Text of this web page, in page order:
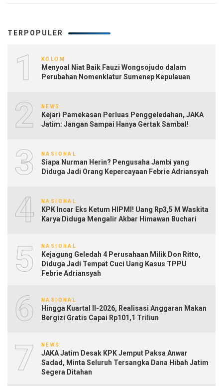
TERPOPULER
1 KOLOM
Menyoal Niat Baik Fauzi Wongsojudo dalam
Perubahan Nomenklatur Sumenep Kepulauan
2 NEWS
Kejari Pamekasan Perluas Penggeledahan, JAKA
Jatim: Jangan Sampai Hanya Gertak Sambal!
3 NASIONAL
Siapa Nurman Herin? Pengusaha Jambi yang
Diduga Jadi Orang Kepercayaan Febrie Adriansyah
4 NASIONAL
KPK Incar Eks Ketum HIPMI! Uang Rp3,5 M Waskita
Karya Diduga Mengalir Akbar Himawan Buchari
5 NASIONAL
Kejagung Geledah 4 Perusahaan Milik Don Ritto,
Diduga Jadi Tempat Cuci Uang Kasus TPPU
Febrie Adriansyah
6 NASIONAL
Hingga Kuartal II-2026, Realisasi Anggaran Makan
Bergizi Gratis Capai Rp101,1 Triliun
7 NEWS
JAKA Jatim Desak KPK Jemput Paksa Anwar
Sadad, Minta Seluruh Tersangka Dana Hibah Jatim
Segera Ditahan